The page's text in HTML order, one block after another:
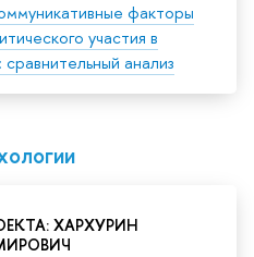
факторы
участия в
анализ
ХАРХУРИН